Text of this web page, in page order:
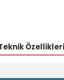
Özellikleri